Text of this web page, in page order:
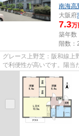
南海高
大阪府
7.3万
築年数
階数：
グレース上野芝：阪和線上
で利便性が高いです。陽当